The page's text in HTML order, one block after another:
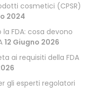
cosmetici (CPSR)
2024
FDA: cosa devono
12 Giugno 2026
ai requisiti della FDA
gli esperti regolatori